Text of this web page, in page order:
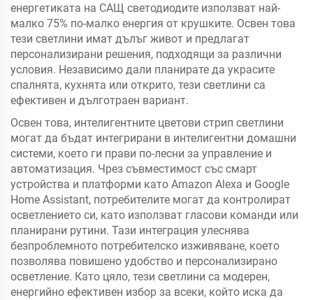
енергетиката на САЩ светодиодите използват най-
малко 75% по-малко енергия от крушките. Освен това
тези светлини имат дълъг живот и предлагат
персонализирани решения, подходящи за различни
условия. Независимо дали планирате да украсите
спалнята, кухнята или открито, тези светлини са
ефективен и дълготраен вариант.
Освен това, интелигентните цветови стрип светлини
могат да бъдат интегрирани в интелигентни домашни
системи, което ги прави по-лесни за управление и
автоматизация. Чрез съвместимост със смарт
устройства и платформи като Amazon Alexa и Google
Home Assistant, потребителите могат да контролират
осветлението си, като използват гласови команди или
планирани рутини. Тази интеграция улеснява
безпроблемното потребителско изживяване, което
позволява повишено удобство и персонализирано
осветление. Като цяло, тези светлини са модерен,
енергийно ефективен избор за всеки, който иска да